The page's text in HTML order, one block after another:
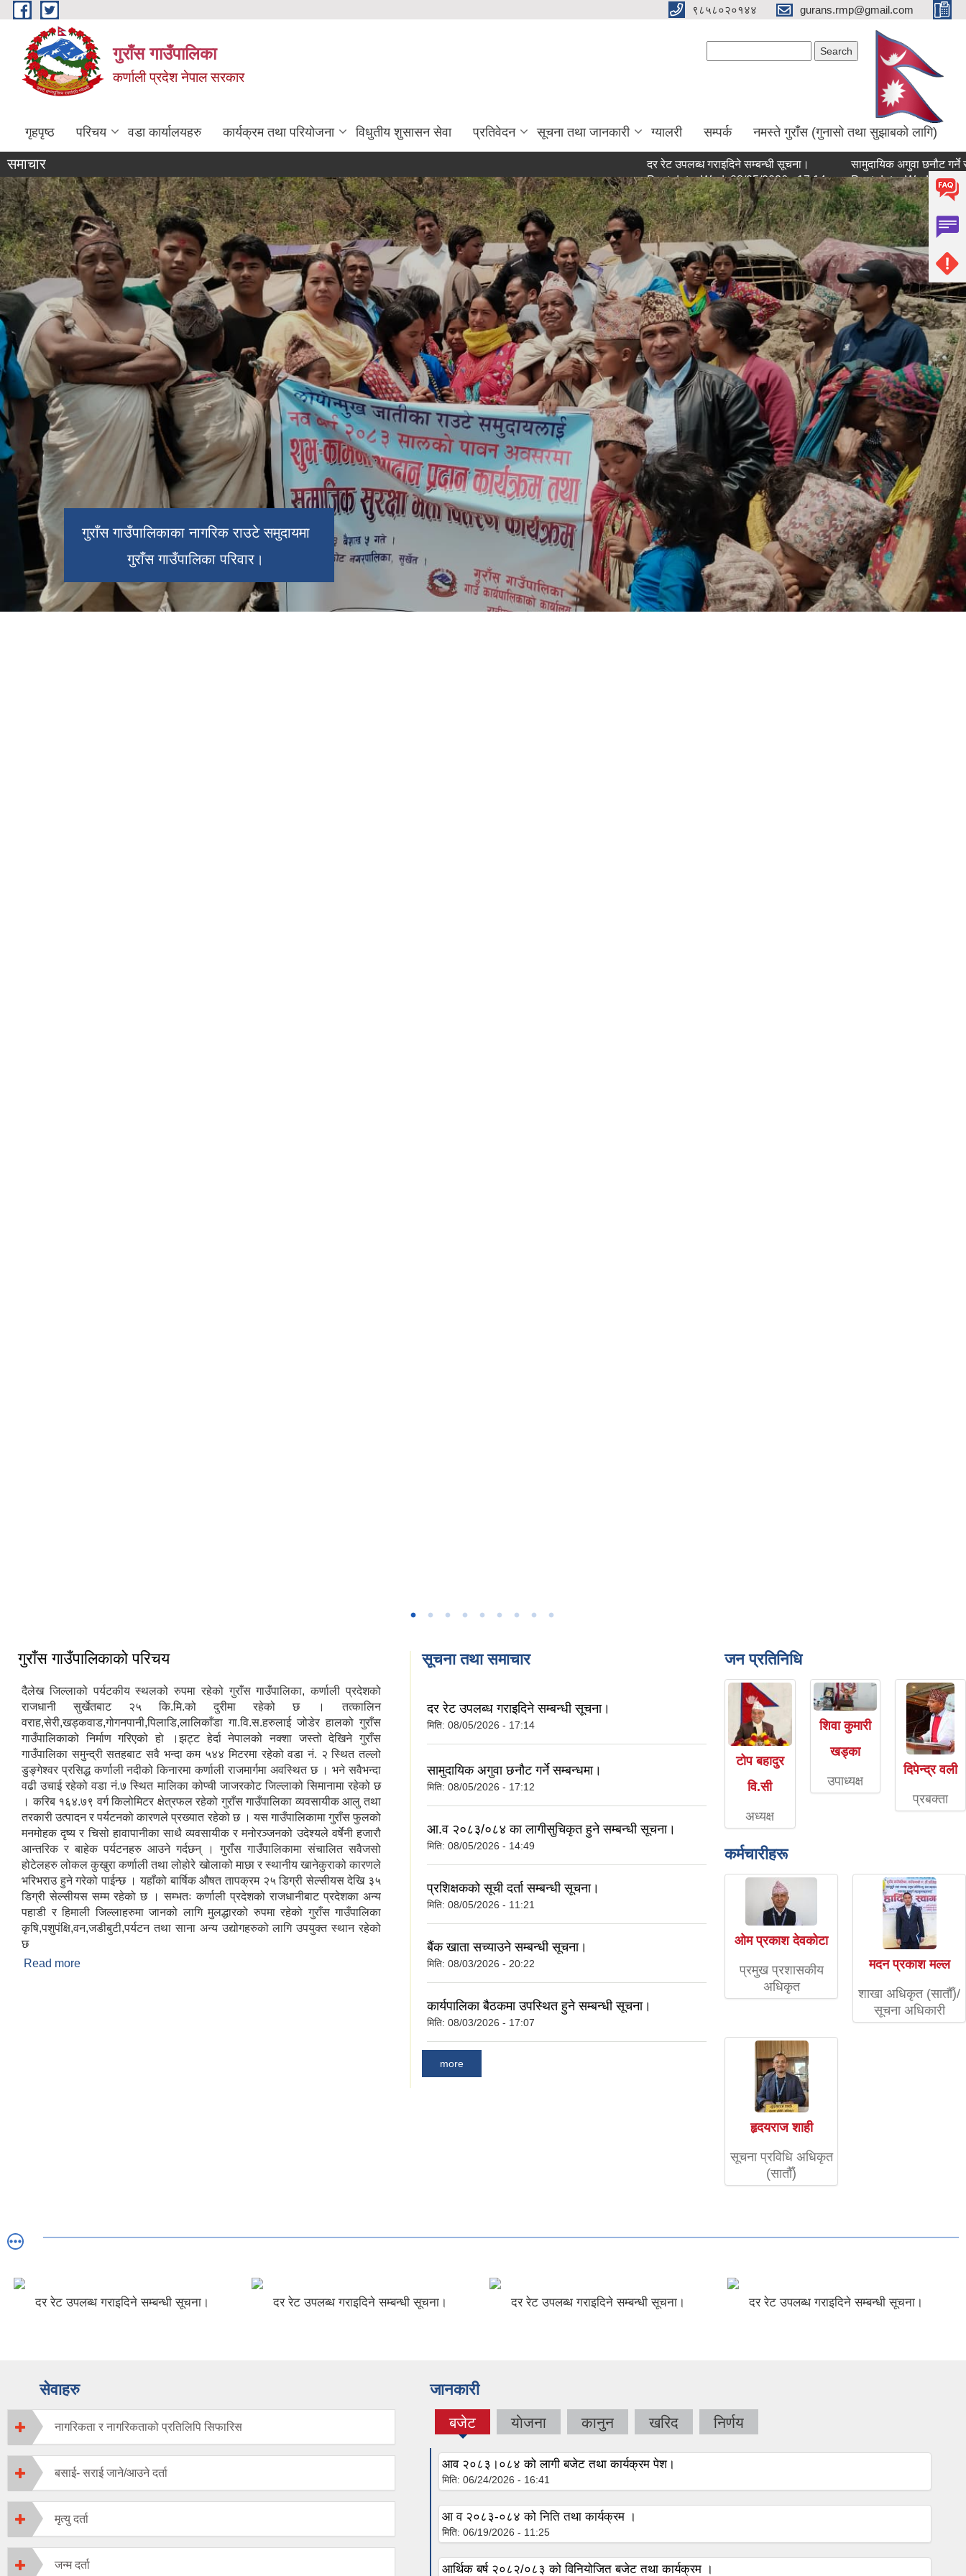
Skip to main content ९८५८०२०१४४ gurans.rmp@gmail.com
गुराँस गाउँपालिका
कर्णाली प्रदेश नेपाल सरकार
गृहपृष्ठ परिचय वडा कार्यालयहरु कार्यक्रम तथा परियोजना विधुतीय शुसासन सेवा प्रतिवेदन सूचना तथा जानकारी ग्यालरी सम्पर्क नमस्ते गुराँस (गुनासो तथा सुझाबको लागि)
समाचार
दर रेट उपलब्ध गराइदिने सम्बन्धी सूचना।
Post date:Wed, 08/05/2026 - 17:14
सामुदायिक अगुवा छनौट गर्ने
Post date:Wed, 08/05/2026 -
गुराँस गाउँपालिकाका नागरिक राउटे समुदायमा
गुराँस गाउँपालिका परिवार।
गुराँस गाउँपालिकाबाट देखिने दृष्य ।
गुराँस गाउँपालिकाको परिचय
दैलेख जिल्लाको पर्यटकीय स्थलको रुपमा रहेको गुराँस गाउँपालिका, कर्णाली प्रदेशको
राजधानी सुर्खेतबाट २५ कि.मि.को दुरीमा रहेको छ । तत्कालिन
वराह,सेरी,खड्कवाड,गोगनपानी,पिलाडि,लालिकाँडा गा.वि.स.हरुलाई जोडेर हालको गुराँस
गाउँपालिकाको निर्माण गरिएको हो ।झट्ट हेर्दा नेपालको नक्शा जस्तो देखिने गुराँस
गाउँपालिका समुन्द्री सतहबाट सवै भन्दा कम ५४४ मिटरमा रहेको वडा नं. २ स्थित तल्लो
डुङ्गेश्वर प्रसिद्ध कर्णाली नदीको किनारमा कर्णाली राजमार्गमा अवस्थित छ । भने सवैभन्दा
वढी उचाई रहेको वडा नं.७ स्थित मालिका कोप्ची जाजरकोट जिल्लाको सिमानामा रहेको छ
। करिब १६४.७९ वर्ग किलोमिटर क्षेत्रफल रहेको गुराँस गाउँपालिका व्यवसायीक आलु तथा
तरकारी उत्पादन र पर्यटनको कारणले प्रख्यात रहेको छ । यस गाउँपालिकामा गुराँस फुलको
मनमोहक दृष्य र चिसो हावापानीका साथै व्यवसायीक र मनोरञ्जनको उदेश्यले वर्षेनी हजारौ
आन्तरिक र बाहेक पर्यटनहरु आउने गर्दछन् । गुराँस गाउँपालिकामा संचालित सवैजसो
होटेलहरु लोकल कुखुरा कर्णाली तथा लोहोरे खोलाको माछा र स्थानीय खानेकुराको कारणले
भरिभराउ हुने गरेको पाईन्छ । यहाँको बार्षिक औषत तापक्रम २५ डिग्री सेल्सीयस देखि ३५
डिग्री सेल्सीयस सम्म रहेको छ । सम्भतः कर्णाली प्रदेशको राजधानीबाट प्रदेशका अन्य
पहाडी र हिमाली जिल्लाहरुमा जानको लागि मुलद्धारको रुपमा रहेको गुराँस गाउँपालिका
कृषि,पशुपंक्षि,वन,जडीबुटी,पर्यटन तथा साना अन्य उद्योगहरुको लागि उपयुक्त स्थान रहेको
छ
Read more
सूचना तथा समाचार
दर रेट उपलब्ध गराइदिने सम्बन्धी सूचना।
मिति: 08/05/2026 - 17:14
सामुदायिक अगुवा छनौट गर्ने सम्बन्धमा।
मिति: 08/05/2026 - 17:12
आ.व २०८३/०८४ का लागीसुचिकृत हुने सम्बन्धी सूचना।
मिति: 08/05/2026 - 14:49
प्रशिक्षकको सूची दर्ता सम्बन्धी सूचना।
मिति: 08/05/2026 - 11:21
बैंक खाता सच्याउने सम्बन्धी सूचना।
मिति: 08/03/2026 - 20:22
कार्यपालिका बैठकमा उपस्थित हुने सम्बन्धी सूचना।
मिति: 08/03/2026 - 17:07
more
जन प्रतिनिधि
टोप बहादुर
वि.सी
अध्यक्ष
शिवा कुमारी
खड्का
उपाध्यक्ष
दिपेन्द्र वली
प्रबक्ता
कर्मचारीहरू
ओम प्रकाश देवकोटा
प्रमुख प्रशासकीय
अधिकृत
मदन प्रकाश मल्ल
शाखा अधिकृत (सातौँ)/
सूचना अधिकारी
हृदयराज शाही
सूचना प्रविधि अधिकृत
(सातौँ)
दर रेट उपलब्ध गराइदिने सम्बन्धी सूचना। दर रेट उपलब्ध गराइदिने सम्बन्धी सूचना। दर रेट उपलब्ध गराइदिने सम्बन्धी सूचना। दर रेट उपलब्ध गराइदिने सम्बन्धी सूचना।
सेवाहरु
नागरिकता र नागरिकताको प्रतिलिपि सिफारिस
बसाई- सराई जाने/आउने दर्ता
मृत्यु दर्ता
जन्म दर्ता
जानकारी
बजेट
(active
याेजना कानुन खरिद निर्णय
आव २०८३।०८४ को लागी बजेट तथा कार्यक्रम पेश।
मिति: 06/24/2026 - 16:41
आ व २०८३-०८४ को निति तथा कार्यक्रम ।
मिति: 06/19/2026 - 11:25
आर्थिक बर्ष २०८२/०८३ को विनियोजित बजेट तथा कार्यक्रम ।